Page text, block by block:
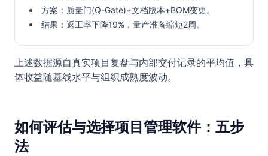
方案：质量门(Q-Gate)+文档版本+BOM变更。
结果：返工率下降19%，量产准备缩短2周。
上述数据源自真实项目复盘与内部交付记录的平均值，具
体收益随基线水平与组织成熟度波动。
如何评估与选择项目管理软件：五步
法